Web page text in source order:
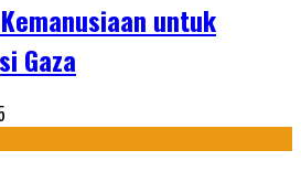
untuk
Gaza